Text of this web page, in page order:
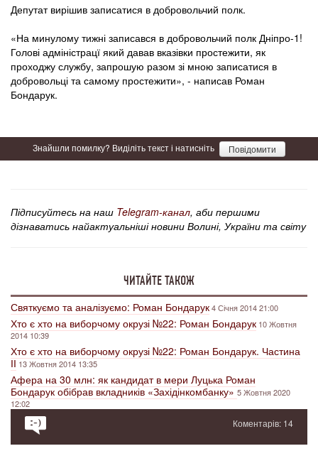
Депутат вирішив записатися в добровольчий полк.
«На минулому тижні записався в добровольчий полк Дніпро-1!
Голові адміністрацї який давав вказівки простежити, як
проходжу службу, запрошую разом зі мною записатися в
добровольці та самому простежити», - написав Роман
Бондарук.
Знайшли помилку? Виділіть текст і натисніть Повідомити
Підписуйтесь на наш Telegram-канал, аби першими
дізнаватись найактуальніші новини Волині, України та світу
ЧИТАЙТЕ ТАКОЖ
Святкуємо та аналізуємо: Роман Бондарук4 Січня 2014 21:00
Хто є хто на виборчому окрузі №22: Роман Бондарук 10 Жовтня
2014 10:39
Хто є хто на виборчому окрузі №22: Роман Бондарук. Частина
ІІ 13 Жовтня 2014 13:35
Афера на 30 млн: як кандидат в мери Луцька Роман
Бондарук обібрав вкладників «Західінкомбанку»5 Жовтня 2020
12:02
Коментарів: 14